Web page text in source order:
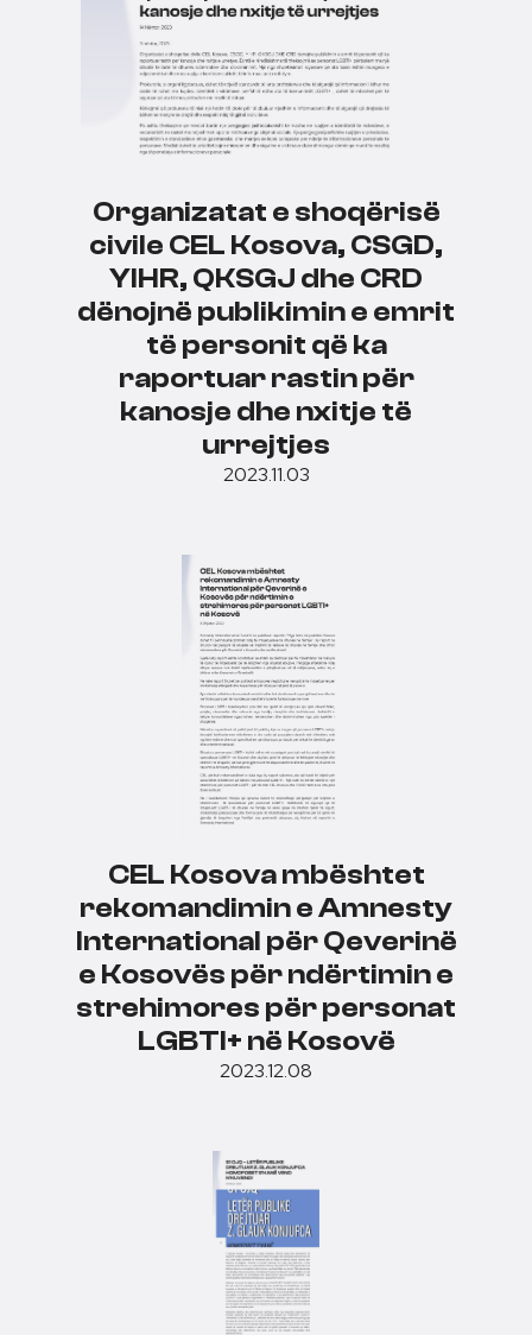
Organizatat e shoqërisë
civile CEL Kosova, CSGD,
YIHR, QKSGJ dhe CRD
dënojnë publikimin e emrit
të personit që ka
raportuar rastin për
kanosje dhe nxitje të
urrejtjes
2023.11.03
CEL Kosova mbështet
rekomandimin e Amnesty
International për Qeverinë
e Kosovës për ndërtimin e
strehimores për personat
LGBTI+ në Kosovë
2023.12.08